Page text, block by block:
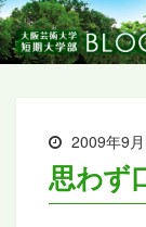
2009年9
思わず